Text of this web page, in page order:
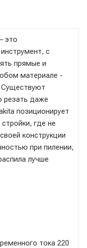
это
с
прямые и
материале -
Существуют
резать даже
позиционирует
где не
конструкции
при пилении,
лучше
тока 220